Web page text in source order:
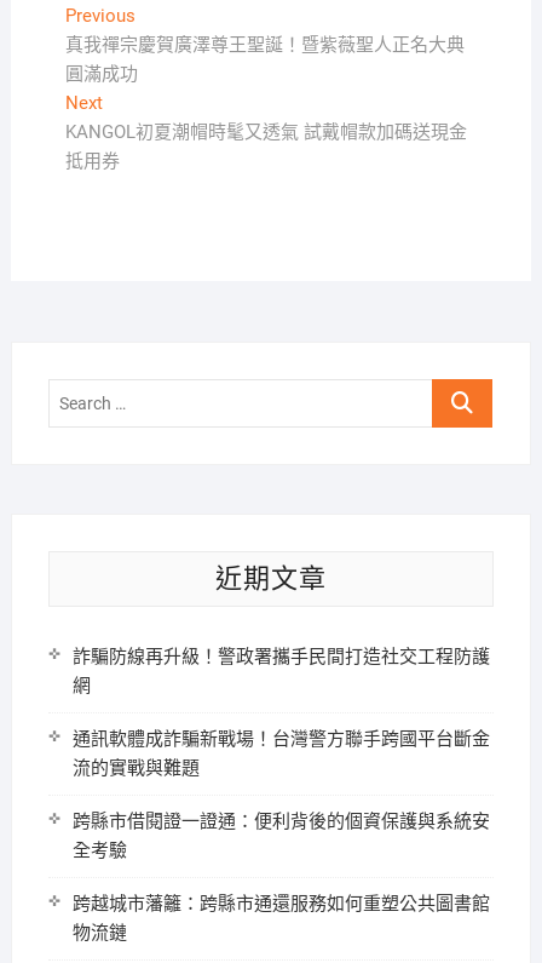
文
章
導
覽
PreviousPrevious
post:
真我禪宗慶賀廣澤尊王聖誕！暨紫薇聖人正名大典
圓滿成功
NextNext
post:
KANGOL初夏潮帽時髦又透氣 試戴帽款加碼送現金
抵用券
Search
近期文章
詐騙防線再升級！警政署攜手民間打造社交工程防護
網
通訊軟體成詐騙新戰場！台灣警方聯手跨國平台斷金
流的實戰與難題
跨縣市借閱證一證通：便利背後的個資保護與系統安
全考驗
跨越城市藩籬：跨縣市通還服務如何重塑公共圖書館
物流鏈